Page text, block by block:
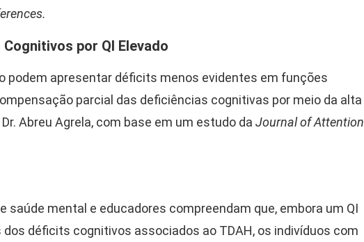
por QI Elevado
podem apresentar déficits menos evidentes em funções
parcial das deficiências cognitivas por meio da alta
Abreu Agrela, com base em um estudo da Journal of Attention
saúde mental e educadores compreendam que, embora um QI
déficits cognitivos associados ao TDAH, os indivíduos com